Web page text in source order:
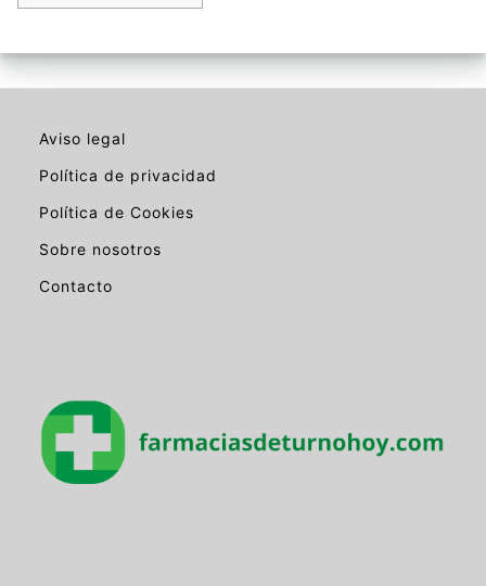
Aviso legal
Política de privacidad
Política de Cookies
Sobre nosotros
Contacto